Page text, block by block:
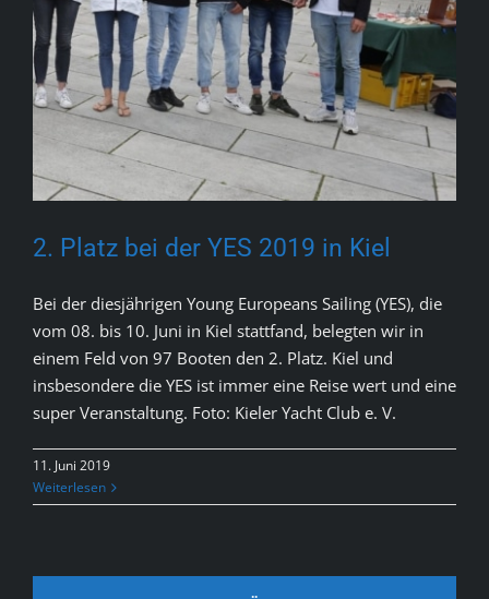
2. Platz bei der YES 2019 in Kiel
Bei der diesjährigen Young Europeans Sailing (YES), die
vom 08. bis 10. Juni in Kiel stattfand, belegten wir in
einem Feld von 97 Booten den 2. Platz. Kiel und
insbesondere die YES ist immer eine Reise wert und eine
super Veranstaltung. Foto: Kieler Yacht Club e. V.
11. Juni 2019
Weiterlesen